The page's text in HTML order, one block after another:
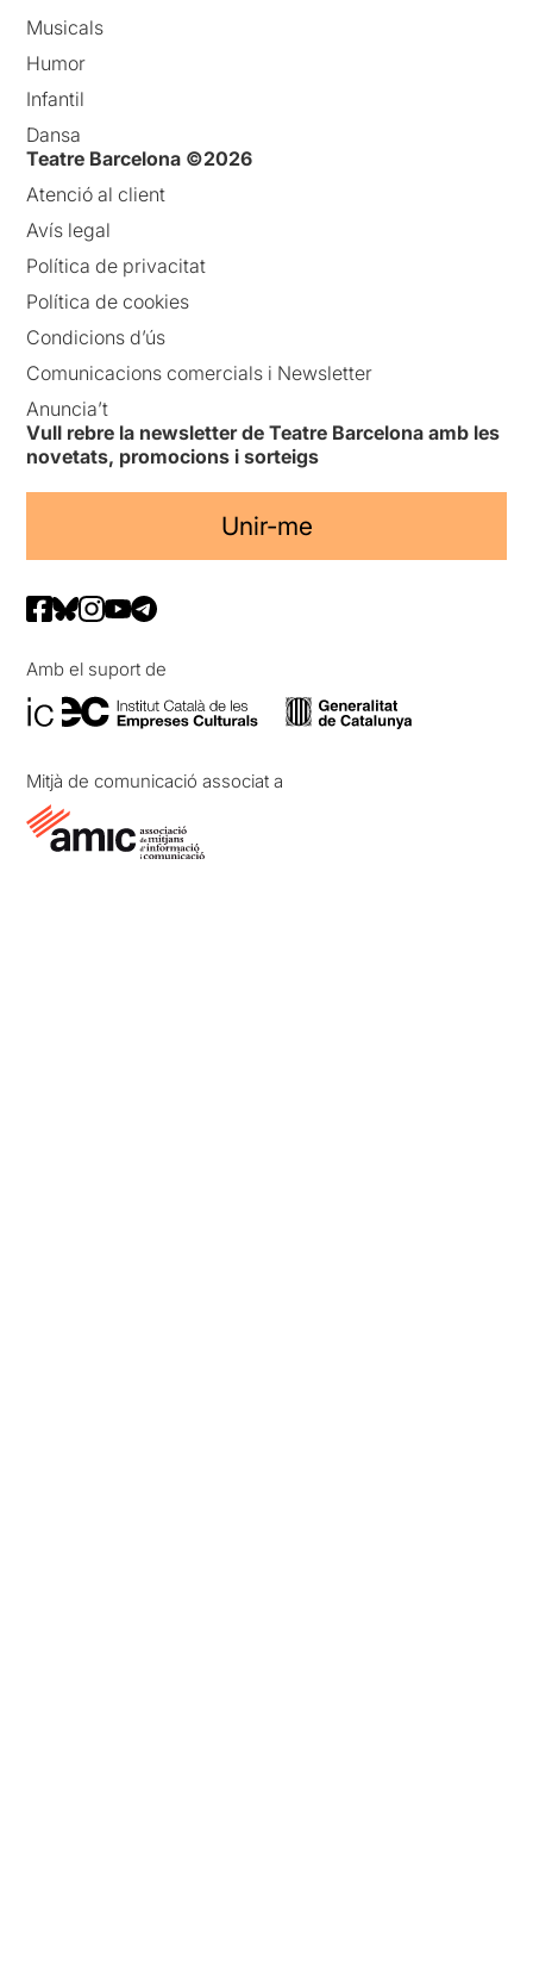
Musicals
Humor
Infantil
Dansa
Teatre Barcelona ©2026
Atenció al client
Avís legal
Política de privacitat
Política de cookies
Condicions d’ús
Comunicacions comercials i Newsletter
Anuncia’t
Vull rebre la newsletter de Teatre Barcelona amb les
novetats, promocions i sorteigs
Unir-me
Amb el suport de
Mitjà de comunicació associat a